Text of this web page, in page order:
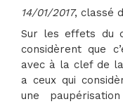
14/01/2017, classé
Sur les effets du
considèrent que
avec à la clef de
a ceux qui
une